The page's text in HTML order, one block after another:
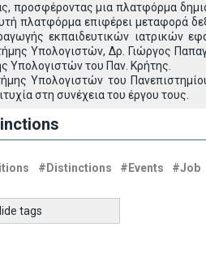
προσφέροντας μια πλατφόρμα
πλατφόρμα επιφέρει μεταφορά
εκπαιδευτικών ιατρικών
Υπολογιστών, Δρ. Γιώργος
Υπολογιστών του Παν. Κρήτης.
Υπολογιστών του
στη συνέχεια του έργου τους.
#Distinctions #Events #Job
tags